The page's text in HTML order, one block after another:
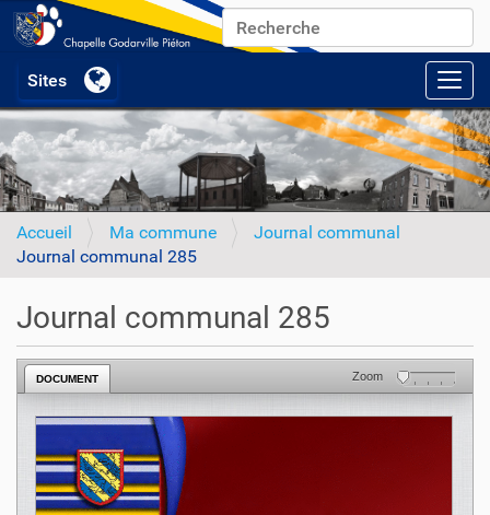
Chercher par
Recherche avancée…
Accueil Ma commune
Journal communal
Journal communal 285
Journal communal 285
DOCUMENT Zoom